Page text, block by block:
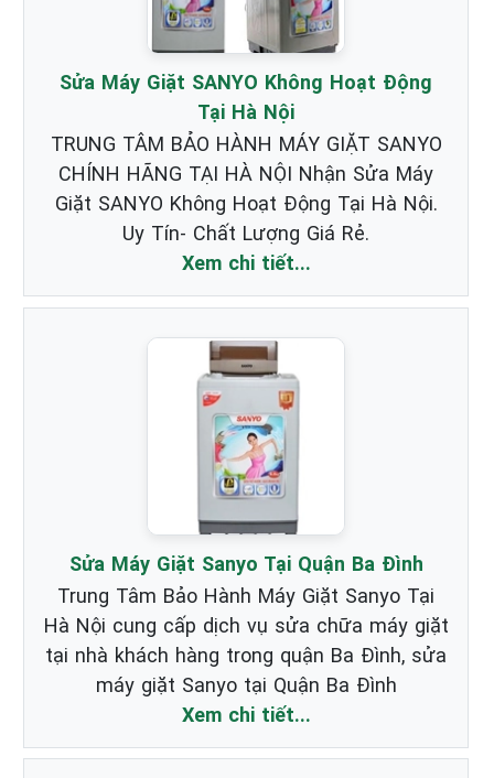
Sửa Máy Giặt SANYO Không Hoạt Động
Tại Hà Nội
TRUNG TÂM BẢO HÀNH MÁY GIẶT SANYO
CHÍNH HÃNG TẠI HÀ NỘI Nhận Sửa Máy
Giặt SANYO Không Hoạt Động Tại Hà Nội.
Uy Tín- Chất Lượng Giá Rẻ.
Xem chi tiết...
Sửa Máy Giặt Sanyo Tại Quận Ba Đình
Trung Tâm Bảo Hành Máy Giặt Sanyo Tại
Hà Nội cung cấp dịch vụ sửa chữa máy giặt
tại nhà khách hàng trong quận Ba Đình, sửa
máy giặt Sanyo tại Quận Ba Đình
Xem chi tiết...